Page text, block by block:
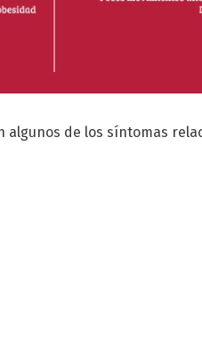
algunos de los síntomas